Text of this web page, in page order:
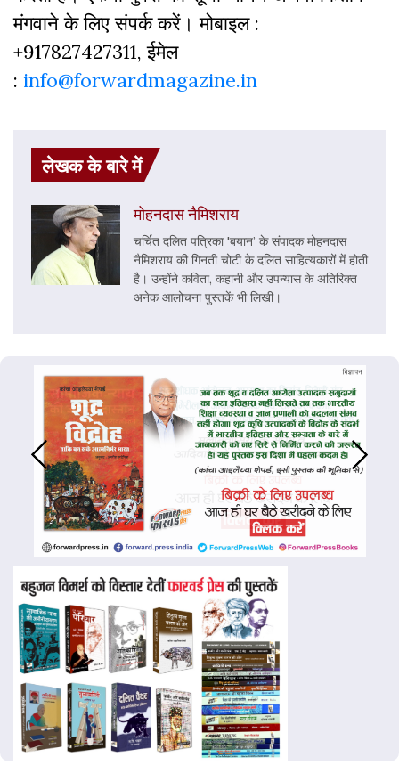
मंगवाने के लिए संपर्क करें। मोबाइल :
+917827427311, ईमेल
: info@forwardmagazine.in
लेखक के बारे में
मोहनदास नैमिशराय
चर्चित दलित पत्रिका 'बयान’ के संपादक मोहनदास
नैमिशराय की गिनती चोटी के दलित साहित्यकारों में होती
है। उन्होंने कविता, कहानी और उपन्यास के अतिरिक्त
अनेक आलोचना पुस्तकें भी लिखी।